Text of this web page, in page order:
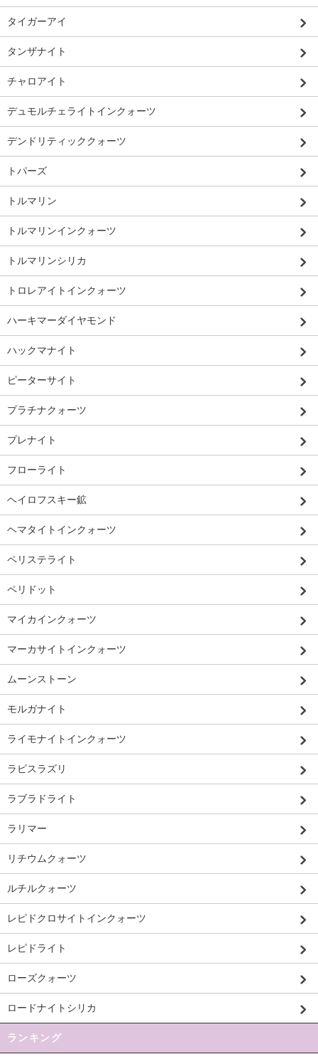
タイガーアイ
タンザナイト
チャロアイト
デュモルチェライトインクォーツ
デンドリティッククォーツ
トパーズ
トルマリン
トルマリンインクォーツ
トルマリンシリカ
トロレアイトインクォーツ
ハーキマーダイヤモンド
ハックマナイト
ピーターサイト
プラチナクォーツ
プレナイト
フローライト
ヘイロフスキー鉱
ヘマタイトインクォーツ
ペリステライト
ペリドット
マイカインクォーツ
マーカサイトインクォーツ
ムーンストーン
モルガナイト
ライモナイトインクォーツ
ラピスラズリ
ラブラドライト
ラリマー
リチウムクォーツ
ルチルクォーツ
レピドクロサイトインクォーツ
レピドライト
ローズクォーツ
ロードナイトシリカ
ランキング